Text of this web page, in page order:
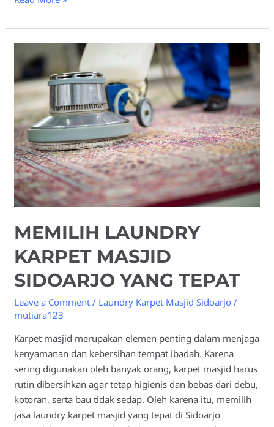
MEMILIH LAUNDRY
KARPET MASJID
SIDOARJO YANG TEPAT
Leave a Comment / Laundry Karpet Masjid Sidoarjo /
mutiara123
Karpet masjid merupakan elemen penting dalam menjaga
kenyamanan dan kebersihan tempat ibadah. Karena
sering digunakan oleh banyak orang, karpet masjid harus
rutin dibersihkan agar tetap higienis dan bebas dari debu,
kotoran, serta bau tidak sedap. Oleh karena itu, memilih
jasa laundry karpet masjid yang tepat di Sidoarjo
Laundry
Karpet
Masjid
Sidoarjo
Yang
Tepat